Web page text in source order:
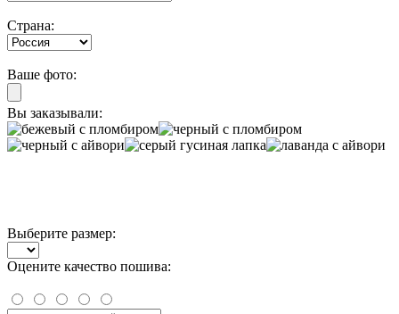
Страна:
Ваше фото:
Вы заказывали:
Выберите размер:
Оцените качество пошива: